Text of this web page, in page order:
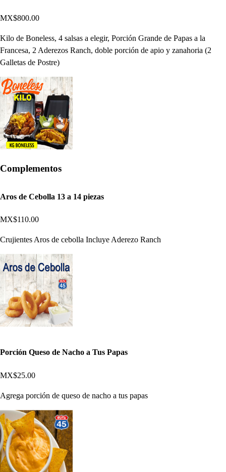
MX$800.00
Kilo de Boneless, 4 salsas a elegir, Porción Grande de Papas a la
Francesa, 2 Aderezos Ranch, doble porción de apio y zanahoria (2
Galletas de Postre)
Complementos
Aros de Cebolla 13 a 14 piezas
MX$110.00
Crujientes Aros de cebolla Incluye Aderezo Ranch
Porción Queso de Nacho a Tus Papas
MX$25.00
Agrega porción de queso de nacho a tus papas